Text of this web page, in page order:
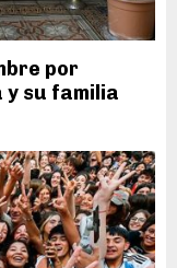
por
y su familia